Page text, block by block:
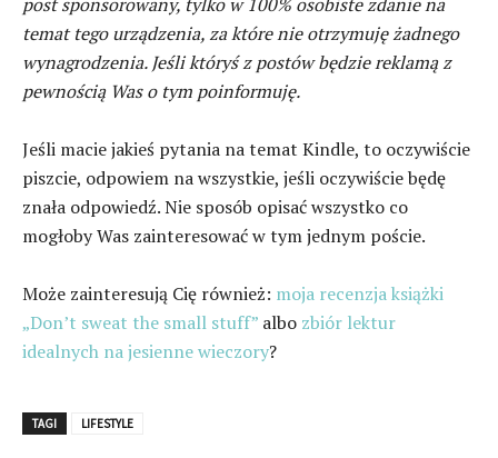
temat tego urządzenia, za które nie otrzymuję żadnego
wynagrodzenia. Jeśli któryś z postów będzie reklamą z
pewnością Was o tym poinformuję.
Jeśli macie jakieś pytania na temat Kindle, to oczywiście
piszcie, odpowiem na wszystkie, jeśli oczywiście będę
znała odpowiedź. Nie sposób opisać wszystko co
mogłoby Was zainteresować w tym jednym poście.
Może zainteresują Cię również: moja recenzja książki
„Don’t sweat the small stuff” albo zbiór lektur
idealnych na jesienne wieczory?
TAGI LIFESTYLE